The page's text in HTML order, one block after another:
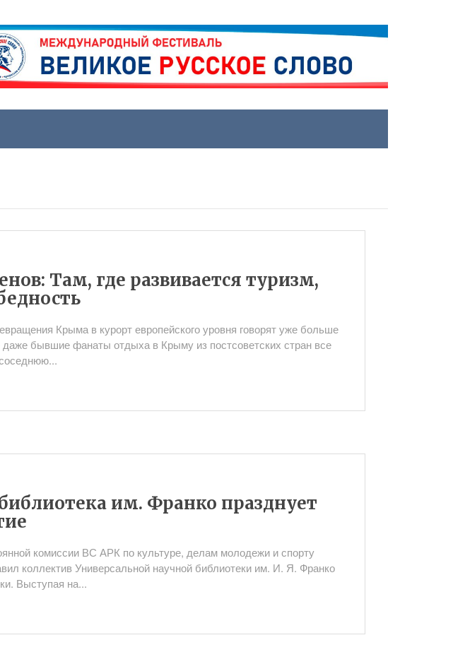
Там, где развивается туризм,
Крыма в курорт европейского уровня говорят уже больше
бывшие фанаты отдыха в Крыму из постсоветских стран все
им. Франко празднует
комиссии ВС АРК по культуре, делам молодежи и спорту
коллектив Универсальной научной библиотеки им. И. Я. Франко
Выступая на...